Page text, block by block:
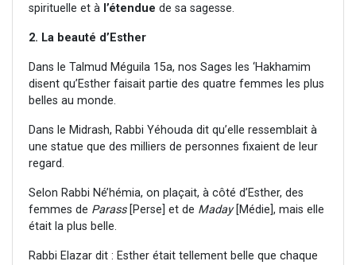
spirituelle et à l’étendue de sa sagesse.
2. La beauté d’Esther
Dans le Talmud Méguila 15a, nos Sages les ‘Hakhamim
disent qu’Esther faisait partie des quatre femmes les plus
belles au monde.
Dans le Midrash, Rabbi Yéhouda dit qu’elle ressemblait à
une statue que des milliers de personnes fixaient de leur
regard.
Selon Rabbi Né’hémia, on plaçait, à côté d’Esther, des
femmes de Parass[Perse] et de Maday[Médie], mais elle
était la plus belle.
Rabbi Elazar dit : Esther était tellement belle que chaque